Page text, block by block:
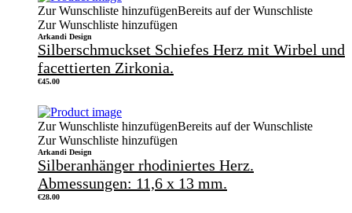
Zur Wunschliste hinzufügenBereits auf der Wunschliste
Zur Wunschliste hinzufügen
Arkandi Design
Silberschmuckset Schiefes Herz mit Wirbel und
facettierten Zirkonia.
€45.00
Zur Wunschliste hinzufügenBereits auf der Wunschliste
Zur Wunschliste hinzufügen
Arkandi Design
Silberanhänger rhodiniertes Herz.
Abmessungen: 11,6 x 13 mm.
€28.00